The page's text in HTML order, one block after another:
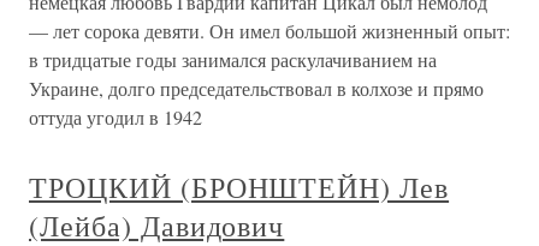
— лет сорока девяти. Он имел большой жизненный опыт:
в тридцатые годы занимался раскулачиванием на
Украине, долго председательствовал в колхозе и прямо
оттуда угодил в 1942
ТРОЦКИЙ (БРОНШТЕЙН) Лев
(Лейба) Давидович